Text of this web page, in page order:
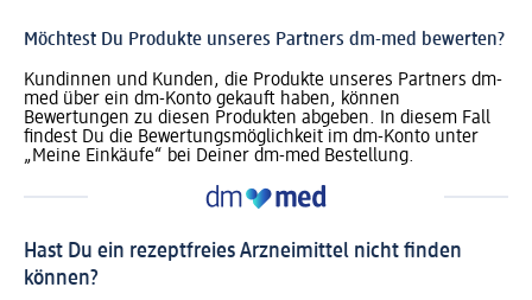
Möchtest Du Produkte unseres Partners dm-med bewerten?
Kundinnen und Kunden, die Produkte unseres Partners dm-
med über ein dm-Konto gekauft haben, können
Bewertungen zu diesen Produkten abgeben. In diesem Fall
findest Du die Bewertungsmöglichkeit im dm-Konto unter
„Meine Einkäufe“ bei Deiner dm-med Bestellung.
Hast Du ein rezeptfreies Arzneimittel nicht finden
können?